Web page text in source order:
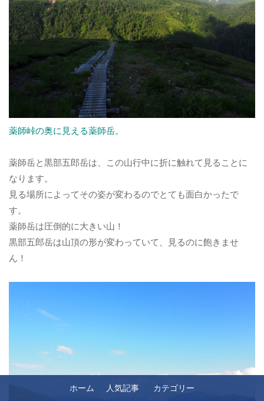
薬師峠の奥に見える薬師岳。
薬師岳と黒部五郎岳は、この山行中に折に触れて見ることに
なります。
見る場所によってその姿が変わるのでとても面白かったで
す。
薬師岳は圧倒的に大きい山！
黒部五郎岳は山頂の形が変わっていて、見るのに飽きませ
ん！
ホーム 人気記事 カテゴリー